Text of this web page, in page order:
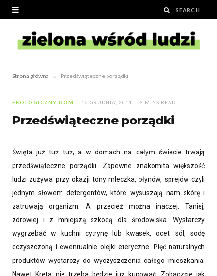
Strona główna » Przedświąteczne porządki
EKOLOGICZNY DOM 16 GRUDNIA, 2011 3 MINS READ
Przedświąteczne porządki
Święta już tuż tuż, a w domach na całym świecie trwają
przedświąteczne porządki. Zapewne znakomita większość
ludzi zużywa przy okazji tony mleczka, płynów, sprejów czyli
jednym słowem detergentów, które wysuszają nam skórę i
zatruwają organizm. A przecież można inaczej. Taniej,
zdrowiej i z mniejszą szkodą dla środowiska. Wystarczy
wygrzebać w kuchni cytrynę lub kwasek, ocet, sól, sodę
oczyszczoną i ewentualnie olejki eteryczne. Pięć naturalnych
produktów wystarczy do wyczyszczenia całego mieszkania.
Nawet Kreta nie trzeba będzie już kupować. Zobaczcie jak